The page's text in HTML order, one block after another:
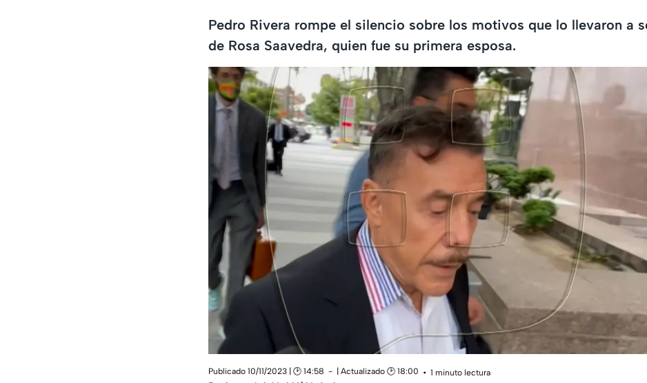
Pedro Rivera rompe el silencio sobre los motivos que lo llevaron a
de Rosa Saavedra, quien fue su primera esposa.
Publicado 10/11/2023 | 🕑 14:58 | Actualizado 🕑 18:00
1 minuto lectura